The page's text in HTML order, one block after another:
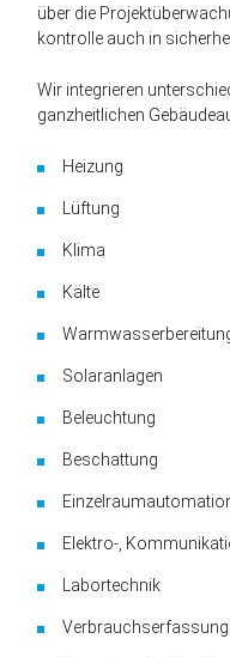
über die
kontrolle auch in
Wir integrieren
ganzheitlichen
Heizung
Lüftung
Klima
Kälte
Solaranlagen
Beleuchtung
Beschattung
Elektro-,
Labortechnik
Verbrauchserfassung